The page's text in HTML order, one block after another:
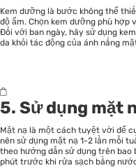
Kem dưỡng là bước không thể
độ ẩm. Chọn kem dưỡng phù hợp
Đối với ban ngày, hãy sử dụng
da khỏi tác động của ánh nắng
5. Sử dụng mặt
Mặt nạ là một cách tuyệt vời để
nên sử dụng mặt nạ 1-2 lần mỗi
theo hướng dẫn sử dụng trên bao
phút trước khi rửa sạch bằng